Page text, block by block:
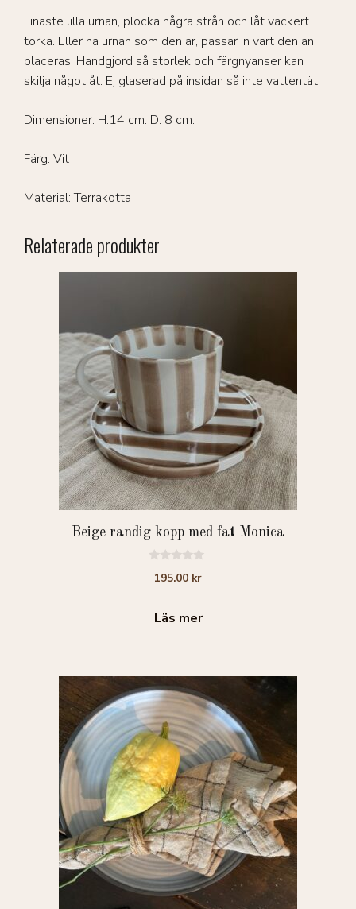
Finaste lilla urnan, plocka några strån och låt vackert
torka. Eller ha urnan som den är, passar in vart den än
placeras. Handgjord så storlek och färgnyanser kan
skilja något åt. Ej glaserad på insidan så inte vattentät.
Dimensioner: H:14 cm. D: 8 cm.
Färg: Vit
Material: Terrakotta
Relaterade produkter
Beige randig kopp med fat Monica
195.00 kr
Läs mer